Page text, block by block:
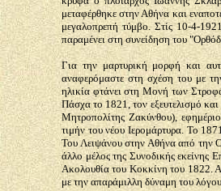
μεταφέρθηκε στην Αθήνα και
μεγαλοπρεπή τύμβο. Στίς 10-4-
παραμένει στη συνείδηση του
Για την μαρτυρική μορφή και
αναφερόμαστε στη σχέση του με
ηλικία φτάνει στη Μονή των
Πάσχα το 1821, τον εξευτελισμό
Μητροπολίτης Ζακύνθου),
τιμήν του νέου Ιερομάρτυρα. Το
Του Λειψάνου στην Αθήνα από την
άλλο μέλος της Συνοδικής εκείνης
Ακολουθία του Κοκκίνη του 1822.
με την απαράμιλλη δύναμη του